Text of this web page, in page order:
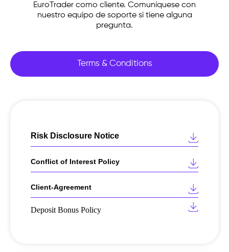
EuroTrader como cliente. Comuníquese con
nuestro equipo de soporte si tiene alguna
pregunta.
Terms & Conditions
Risk Disclosure Notice
Conflict of Interest Policy
Client-Agreement
Deposit Bonus Policy